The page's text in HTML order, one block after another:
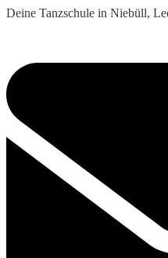
Deine Tanzschule in Niebüll,